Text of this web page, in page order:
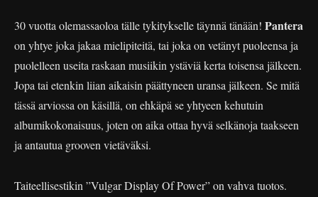
30 vuotta olemassaoloa tälle tykitykselle täynnä tänään! Pantera
on yhtye joka jakaa mielipiteitä, tai joka on vetänyt puoleensa ja
puolelleen useita raskaan musiikin ystäviä kerta toisensa jälkeen.
Jopa tai etenkin liian aikaisin päättyneen uransa jälkeen. Se mitä
tässä arviossa on käsillä, on ehkäpä se yhtyeen kehutuin
albumikokonaisuus, joten on aika ottaa hyvä selkänoja taakseen
ja antautua grooven vietäväksi.
Taiteellisestikin ”Vulgar Display Of Power” on vahva tuotos.